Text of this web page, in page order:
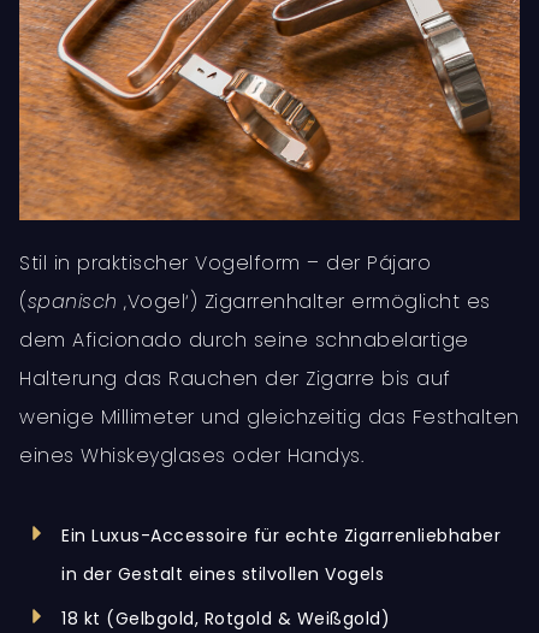
Stil in praktischer Vogelform – der Pájaro
(spanisch ‚Vogel‘) Zigarrenhalter ermöglicht es
dem Aficionado durch seine schnabelartige
Halterung das Rauchen der Zigarre bis auf
wenige Millimeter und gleichzeitig das Festhalten
eines Whiskeyglases oder Handys.
Ein Luxus-Accessoire für echte Zigarrenliebhaber
in der Gestalt eines stilvollen Vogels
18 kt (Gelbgold, Rotgold & Weißgold)